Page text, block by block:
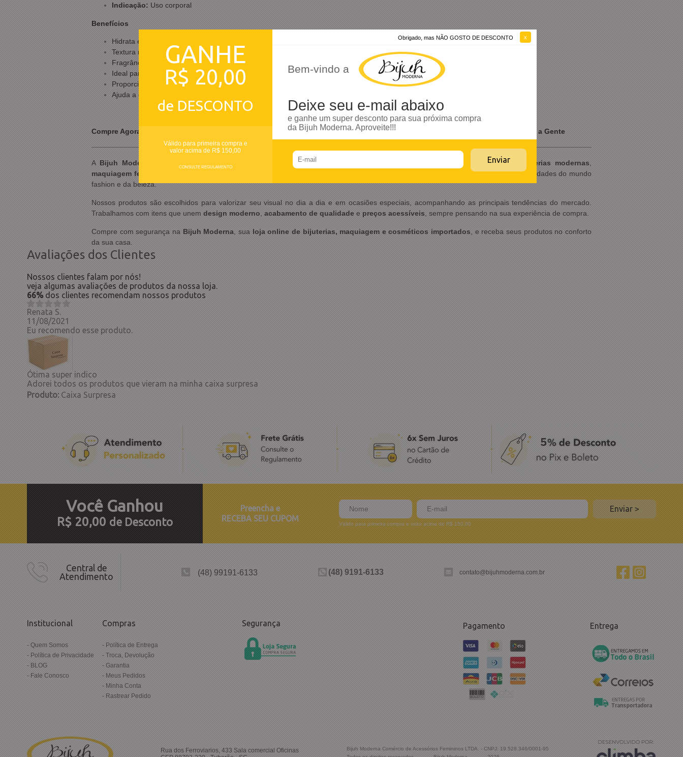
Obrigado, mas NÃO GOSTO DE DESCONTO
GANHE
R$ 20,00
de DESCONTO
Válido para primeira compra e
valor acima de R$ 150,00
CONSULTE REGULAMENTO
Bem-vindo a
Deixe seu e-mail abaixo
e ganhe um super desconto para sua próxima compra
da Bijuh Moderna. Aproveite!!!
Indicação:Uso corporal
Benefícios
Hidrata e perfuma a pele
Textura mousse cremosa e confortável
Fragrância inspirada no bacuri
Ideal para uso diário
Proporciona sensação de maciez e bem-estar
Ajuda a deixar a pele com toque suave e aveludado
Compre Agora - Manteiga Corporal Textura Mousse Bacuri 200ml | L'Occitane au Brésil - Bijuh Moderna - Ande Frente, Ande com a Gente
ABijuh Moderna traz para você produtos selecionados com foco em qualidade, estilo e tendências. Aqui você encontra bijuterias modernas,
maquiagem feminina
, ideais para quem busca beleza, praticidade e novidades do mundo
fashion e da beleza.
Nossos produtos são escolhidos para valorizar seu visual no dia a dia e em ocasiões especiais, acompanhando as principais tendências do mercado.
Trabalhamos com itens que unemdesign moderno,acabamento de qualidadeepreços acessíveis, sempre pensando na sua experiência de compra.
Compre com segurança naBijuh Moderna, sualoja online de bijuterias, maquiagem e cosméticos importados, e receba seus produtos no conforto
da sua casa.
Avaliações dos Clientes
Nossos clientes falam por nós!
veja algumas avaliações de produtos da nossa loja.
66% dos clientes recomendam nossos produtos
Renata S.
11/08/2021
Eu recomendo esse produto.
Ótima super indico
Adorei todos os produtos que vieram na minha caixa surpresa
Produto:Caixa Surpresa
VocêGanhou
R$ 20,00de Desconto
Preencha e
RECEBA SEU CUPOM
Válido para primeira compra e valor acima de R$ 150,00
Central de
Atendimento
(48) 99191-6133 (48) 9191-6133 contato@bijuhmoderna.com.br
Institucional
Quem Somos
Política de Privacidade
BLOG
Fale Conosco
Compras
Política de Entrega
Troca, Devolução
Garantia
Meus Pedidos
Minha Conta
Rastrear Pedido
Segurança Pagamento Entrega
Rua dos Ferroviarios, 433 Sala comercial Oficinas
Bijuh Moderna Comércio de Acessórios Femininos LTDA. - CNPJ: 19.528.346/0001-95